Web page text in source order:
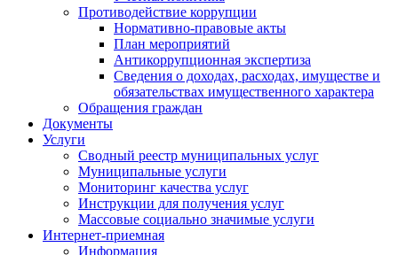
Противодействие коррупции
Нормативно-правовые акты
План мероприятий
Антикоррупционная экспертиза
Сведения о доходах, расходах, имуществе и
обязательствах имущественного характера
Обращения граждан
Документы
Услуги
Сводный реестр муниципальных услуг
Муниципальные услуги
Мониторинг качества услуг
Инструкции для получения услуг
Массовые социально значимые услуги
Интернет-приемная
Информация